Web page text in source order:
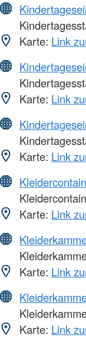
Karte: Link
Karte: Link
Karte: Link
Karte: Link
Karte: Link
Karte: Link